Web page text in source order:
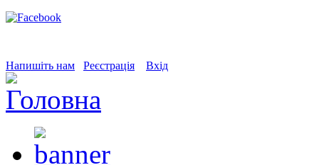
Напишіть нам Реєстрація Вхід